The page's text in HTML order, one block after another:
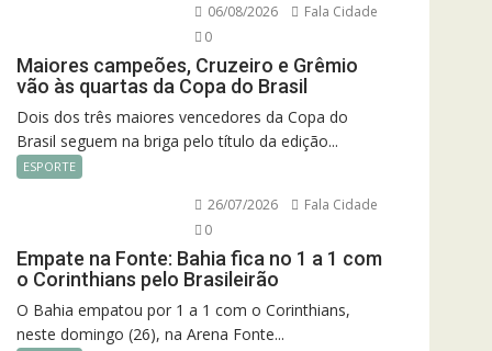
06/08/2026
Fala Cidade
0
Maiores campeões, Cruzeiro e Grêmio
vão às quartas da Copa do Brasil
Dois dos três maiores vencedores da Copa do
Brasil seguem na briga pelo título da edição...
ESPORTE
26/07/2026
Fala Cidade
0
Empate na Fonte: Bahia fica no 1 a 1 com
o Corinthians pelo Brasileirão
O Bahia empatou por 1 a 1 com o Corinthians,
neste domingo (26), na Arena Fonte...